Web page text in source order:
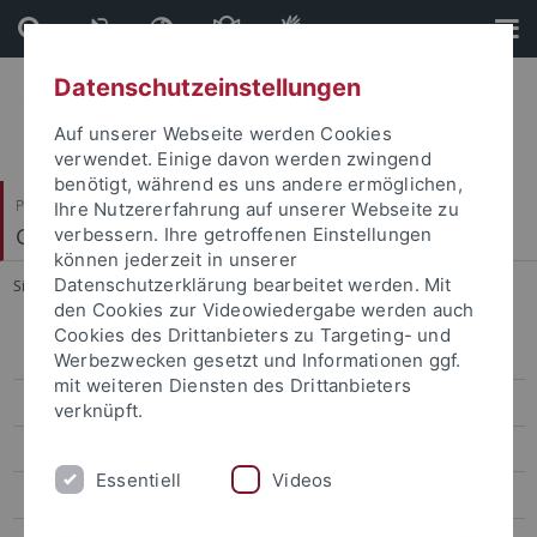
Direkt
zum
Inhalt
Direkt
zur
Fußleiste
Philosophische Fakultät
Geschichtsdidaktik und Public History
Sie sind hier: Startseite ... Arbeitsbereiche und Projekte
Brüning
Gräbel
Schmitz-Zerres
Datenschutzeinstellungen
Auf unserer Webseite werden Cookies
verwendet. Einige davon werden zwingend
benötigt, während es uns andere ermöglichen,
Ihre Nutzererfahrung auf unserer Webseite zu
verbessern. Ihre getroffenen Einstellungen
können jederzeit in unserer
Datenschutzerklärung bearbeitet werden. Mit
den Cookies zur Videowiedergabe werden auch
Cookies des Drittanbieters zu Targeting- und
Werbezwecken gesetzt und Informationen ggf.
mit weiteren Diensten des Drittanbieters
verknüpft.
Essentiell Videos